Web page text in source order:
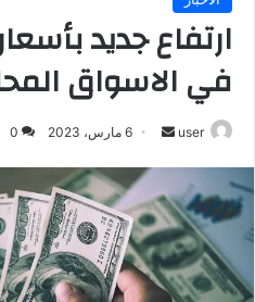
ارتفاع جديد
في الاسواق
user
أرسل
إلكترونيا
6 مارس، 2023 0